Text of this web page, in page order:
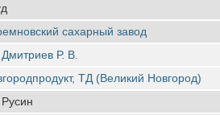
сахарный завод
Р. В.
ТД (Великий Новгород)